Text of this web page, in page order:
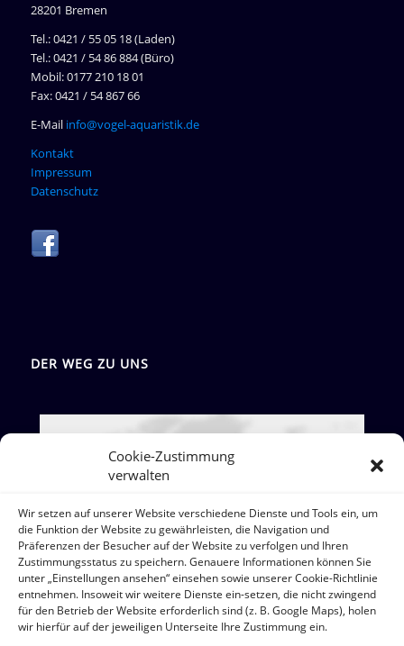
Cookie-Zustimmung
verwalten
Wir setzen auf unserer Website verschiedene Dienste und Tools ein, um
die Funktion der Website zu gewährleisten, die Navigation und
Präferenzen der Besucher auf der Website zu verfolgen und Ihren
Zustimmungsstatus zu speichern. Genauere Informationen können Sie
unter „Einstellungen ansehen“ einsehen sowie unserer Cookie-Richtlinie
entnehmen. Insoweit wir weitere Dienste ein-setzen, die nicht zwingend
für den Betrieb der Website erforderlich sind (z. B. Google Maps), holen
wir hierfür auf der jeweiligen Unterseite Ihre Zustimmung ein.
28201 Bremen
Tel.: 0421 / 55 05 18 (Laden)
Tel.: 0421 / 54 86 884 (Büro)
Mobil: 0177 210 18 01
Fax: 0421 / 54 867 66
E-Mail info@vogel-aquaristik.de
Kontakt
Impressum
Datenschutz
DER WEG ZU UNS
Google Maps: akzeptieren
Bei der Nutzung dieses Dienstes werden
Daten an Google übermittelt, außerdem ist
es wahrscheinlich dass Google Daten (z.B.
Cookies) auf Ihrem Gerät speichert.
https://policies.google.com/privacy?
hl=de&gl=de